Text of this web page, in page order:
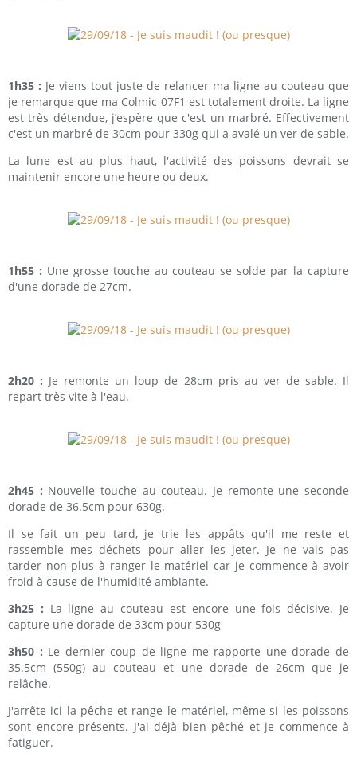
1h35 : Je viens tout juste de relancer ma ligne au couteau que
je remarque que ma Colmic 07F1 est totalement droite. La ligne
est très détendue, j’espère que c'est un marbré. Effectivement
c'est un marbré de 30cm pour 330g qui a avalé un ver de sable.
La lune est au plus haut, l'activité des poissons devrait se
maintenir encore une heure ou deux.
1h55 : Une grosse touche au couteau se solde par la capture
d'une dorade de 27cm.
2h20 : Je remonte un loup de 28cm pris au ver de sable. Il
repart très vite à l'eau.
2h45 : Nouvelle touche au couteau. Je remonte une seconde
dorade de 36.5cm pour 630g.
Il se fait un peu tard, je trie les appâts qu'il me reste et
rassemble mes déchets pour aller les jeter. Je ne vais pas
tarder non plus à ranger le matériel car je commence à avoir
froid à cause de l'humidité ambiante.
3h25 : La ligne au couteau est encore une fois décisive. Je
capture une dorade de 33cm pour 530g
3h50 : Le dernier coup de ligne me rapporte une dorade de
35.5cm (550g) au couteau et une dorade de 26cm que je
relâche.
J'arrête ici la pêche et range le matériel, même si les poissons
sont encore présents. J'ai déjà bien pêché et je commence à
fatiguer.